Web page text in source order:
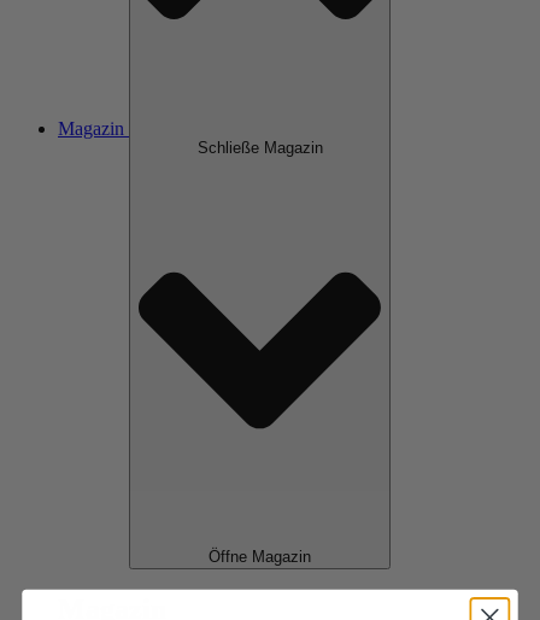
Magazin
Schließe Magazin
Öffne Magazin